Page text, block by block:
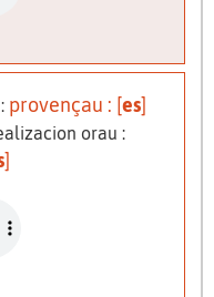
provençau : [es]
orau :
]